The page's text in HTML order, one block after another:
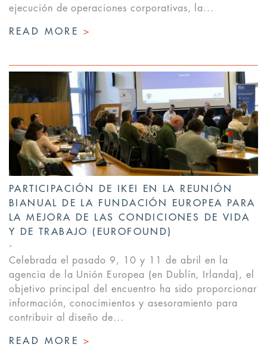
ejecución de operaciones corporativas, la...
READ MORE >
PARTICIPACIÓN DE IKEI EN LA REUNIÓN
BIANUAL DE LA FUNDACIÓN EUROPEA PARA
LA MEJORA DE LAS CONDICIONES DE VIDA
Y DE TRABAJO (EUROFOUND)
Celebrada el pasado 9, 10 y 11 de abril en la
agencia de la Unión Europea (en Dublín, Irlanda), el
objetivo principal del encuentro ha sido proporcionar
información, conocimientos y asesoramiento para
contribuir al diseño de...
READ MORE >